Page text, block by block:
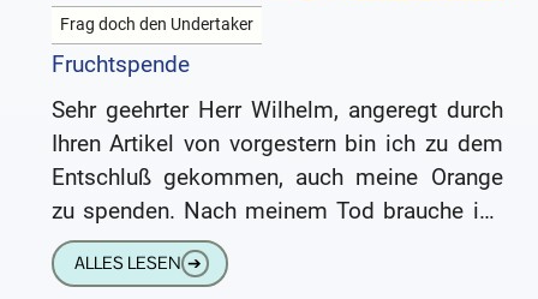
Frag doch den Undertaker
Fruchtspende
Sehr geehrter Herr Wilhelm, angeregt durch
Ihren Artikel von vorgestern bin ich zu dem
Entschluß gekommen, auch meine Orange
zu spenden. Nach meinem Tod brauche ich
sie nicht mehr. Liebe
ALLES LESEN ➔